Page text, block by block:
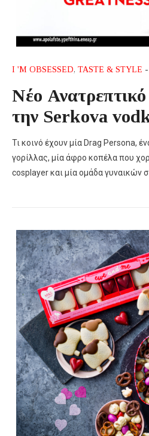
I 'M OBSESSED, TASTE & STYLE
Nέο
την Serkova
Τι κοινό έχουν μία Drag Persona,
γορίλλας, μία άφρο κοπέλα που
cosplayer και μία ομάδα γυναικών